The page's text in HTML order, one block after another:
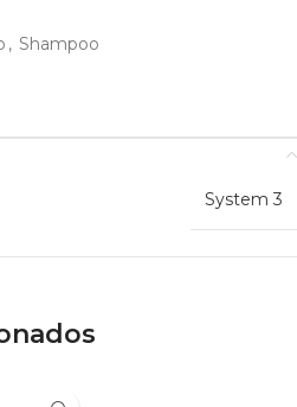
, Shampoo
System 3